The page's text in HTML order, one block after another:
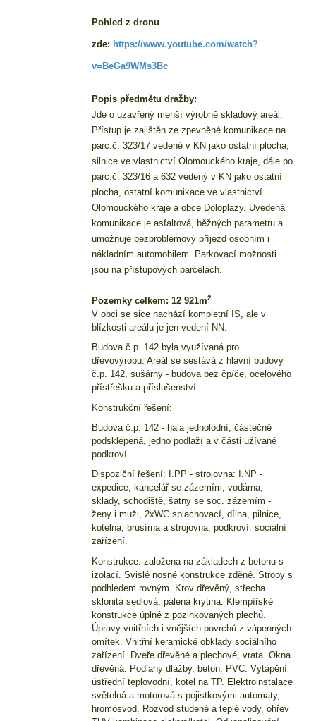
Pohled z dronu
zde: https://www.youtube.com/watch?
v=BeGa9WMs3Bc
Popis předmětu dražby:
Jde o uzavřený menší výrobně skladový areál.
Přístup je zajištěn ze zpevněné komunikace na
parc.č. 323/17 vedené v KN jako ostatní plocha,
silnice ve vlastnictví Olomouckého kraje, dále po
parc.č. 323/16 a 632 vedený v KN jako ostatní
plocha, ostatní komunikace ve vlastnictví
Olomouckého kraje a obce Doloplazy. Uvedená
komunikace je asfaltová, běžných parametru a
umožnuje bezproblémový příjezd osobním i
nákladním automobilem. Parkovací možnosti
jsou na přístupových parcelách.
Pozemky celkem: 12 921m2
V obci se sice nachází kompletní IS, ale v
blízkosti areálu je jen vedení NN.
Budova č.p. 142 byla využívaná pro
dřevovýrobu. Areál se sestává z hlavní budovy
č.p. 142, sušárny - budovabez čp/če, ocelového
přístřešku a příslušenství.
Konstrukční řešení:
Budova č.p. 142 - hala jednolodní, částečně
podsklepená, jedno podlaží a v části užívané
podkroví.
Dispoziční řešení: I. PP - strojovna: I. NP -
expedice, kancelář se zázemím, vodárna,
sklady, schodiště, šatny se soc. zázemím -
ženy i muži, 2xWC splachovací, dílna, pilnice,
kotelna, brusírna a strojovna, podkroví: sociální
zařízení.
Konstrukce: založena na základech z betonu s
izolací. Svislé nosné konstrukce zděné. Stropy s
podhledem rovným. Krov dřevěný, střecha
sklonitá sedlová, pálená krytina. Klempířské
konstrukce úplné z pozinkovaných plechů.
Úpravy vnitřních i vnějších povrchů z vápenných
omítek. Vnitřní keramické obklady sociálního
zařízení. Dveře dřevěné a plechové, vrata. Okna
dřevěná. Podlahy dlažby, beton, PVC. Vytápění
ústřední teplovodní, kotel na TP. Elektroinstalace
světelná a motorová s pojistkovými automaty,
hromosvod. Rozvod studené a teplé vody, ohřev